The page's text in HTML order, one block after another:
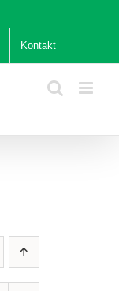
Kontakt